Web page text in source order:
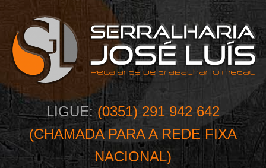
LIGUE:(0351) 291 942 642
(CHAMADA PARA A REDE FIXA
NACIONAL)